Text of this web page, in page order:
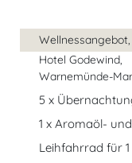
Wellnessangebot,
Hotel Godewind,
Warnemünde-
5 x
1 x Aromaöl-
Leihfahrrad für